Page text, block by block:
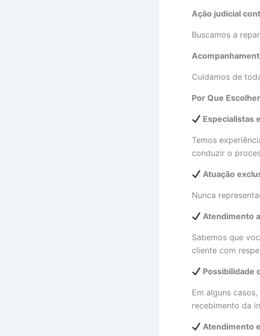
Ação judicial
Buscamos a
Cuidamos de
Por Que
Especialistas
Temos
conduzir o
Atuação
Nunca
Atendimento
Sabemos que
cliente com
Possibilidade
Em alguns
recebimento da
Atendimento